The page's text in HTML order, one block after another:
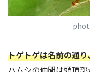
トゲトゲは名前の通